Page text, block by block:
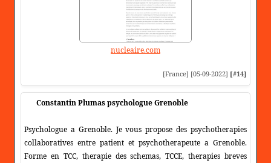
nucleaire.com
[France] [05-09-2022] [#14]
Constantin Plumas psychologue Grenoble
Psychologue a Grenoble. Je vous propose des psychotherapies
collaboratives entre patient et psychotherapeute a Grenoble.
Forme en TCC, therapie des schemas, TCCE, therapies breves